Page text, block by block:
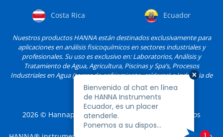
Costa Rica Ecuador
Nuestros productos HANNA están destinados exclusivamente para
aplicaciones en análisis fisicoquímicos en sectores industriales y
profesionales. Su uso es exclusivo en: Laboratorios, Análisis y
Tratamiento de Agua, Agricultura, Piscinas y Spa’s, Procesos
Industriales en Agua (torres de enfriamiento, calderas) e Industria de
Alimentos, entre otros.
2026 © Hannapro, S.A. de C.V. y sus filiales. Todos los
derechos reservados.